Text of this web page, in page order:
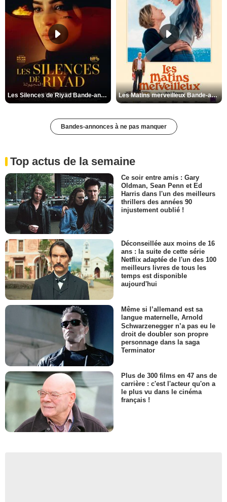
Les Silences de Riyad Bande-annonce VO STFR Les Matins merveilleux Bande-annonce VF
Bandes-annonces à ne pas manquer
Top actus de la semaine
Ce soir entre amis : Gary
Oldman, Sean Penn et Ed
Harris dans l'un des meilleurs
thrillers des années 90
injustement oublié !
Déconseillée aux moins de 16
ans : la suite de cette série
Netflix adaptée de l'un des 100
meilleurs livres de tous les
temps est disponible
aujourd'hui
Même si l’allemand est sa
langue maternelle, Arnold
Schwarzenegger n’a pas eu le
droit de doubler son propre
personnage dans la saga
Terminator
Plus de 300 films en 47 ans de
carrière : c'est l'acteur qu'on a
le plus vu dans le cinéma
français !